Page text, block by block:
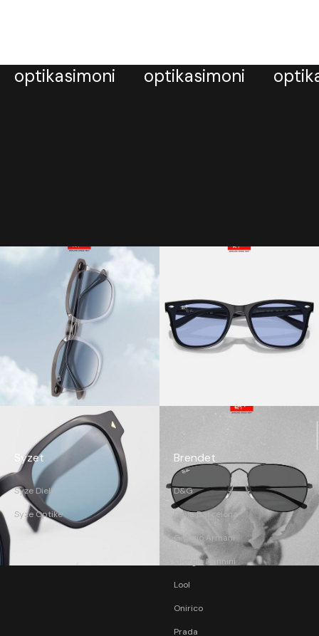
optikasimoni optikasimoni
Syzet
Syze Dielli
Syze Optike
Brendet
D&G
Etnia Barcelona
Giorgio Armani
Giorgio Nannini
Lool
Onirico
Prada